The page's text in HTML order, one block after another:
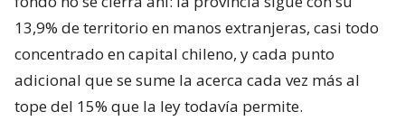
13,9% de territorio en manos extranjeras, casi todo
concentrado en capital chileno, y cada punto
adicional que se sume la acerca cada vez más al
tope del 15% que la ley todavía permite.